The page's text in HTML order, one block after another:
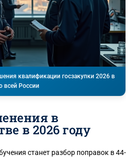
квалификации госзакупки 2026 в
всей России
в
в 2026 году
станет разбор поправок в 44-